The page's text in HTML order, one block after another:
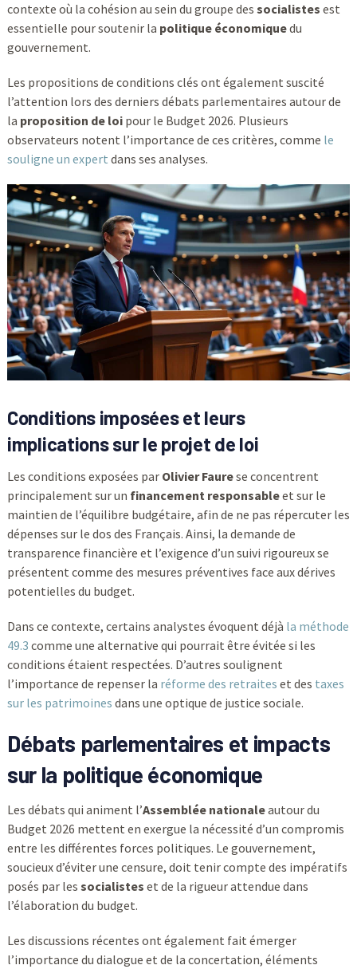
contexte où la cohésion au sein du groupe des socialistes est
essentielle pour soutenir la politique économiquedu
gouvernement.
Les propositions de conditions clés ont également suscité
l’attention lors des derniers débats parlementaires autour de
la proposition de loipour le Budget 2026. Plusieurs
observateurs notent l’importance de ces critères, comme le
souligne un expert dans ses analyses.
Conditions imposées et leurs
implications sur le projet de loi
Les conditions exposées par Olivier Faurese concentrent
principalement sur un financement responsableet sur le
maintien de l’équilibre budgétaire, afin de ne pas répercuter les
dépenses sur le dos des Français. Ainsi, la demande de
transparence financière et l’exigence d’un suivi rigoureux se
présentent comme des mesures préventives face aux dérives
potentielles du budget.
Dans ce contexte, certains analystes évoquent déjà la méthode
49.3 comme une alternative qui pourrait être évitée si les
conditions étaient respectées. D’autres soulignent
l’importance de repenser la réforme des retraites et des taxes
sur les patrimoines dans une optique de justice sociale.
Débats parlementaires et impacts
sur la politique économique
Les débats qui animent l’Assemblée nationaleautour du
Budget 2026 mettent en exergue la nécessité d’un compromis
entre les différentes forces politiques. Le gouvernement,
soucieux d’éviter une censure, doit tenir compte des impératifs
posés par les socialistes et de la rigueur attendue dans
l’élaboration du budget.
Les discussions récentes ont également fait émerger
l’importance du dialogue et de la concertation, éléments